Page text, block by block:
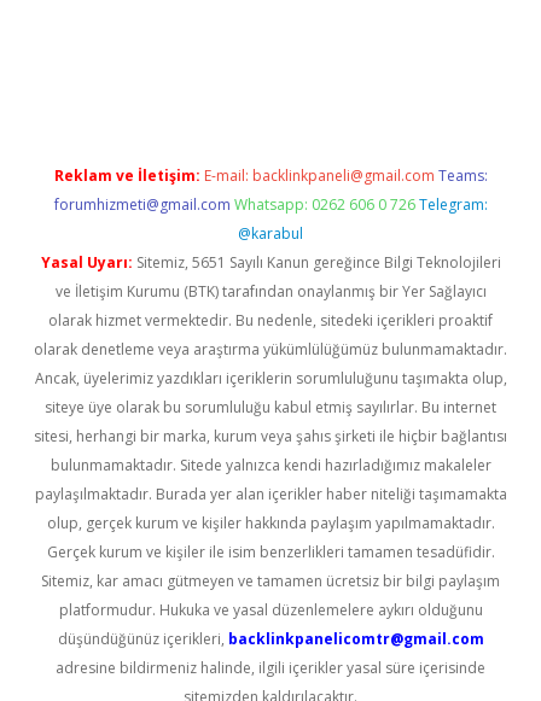
Reklam ve İletişim: E-mail: backlinkpaneli@gmail.com Teams:
forumhizmeti@gmail.com Whatsapp: 0262 606 0 726 Telegram:
@karabul
Yasal Uyarı: Sitemiz, 5651 Sayılı Kanun gereğince Bilgi Teknolojileri
ve İletişim Kurumu (BTK) tarafından onaylanmış bir Yer Sağlayıcı
olarak hizmet vermektedir. Bu nedenle, sitedeki içerikleri proaktif
olarak denetleme veya araştırma yükümlülüğümüz bulunmamaktadır.
Ancak, üyelerimiz yazdıkları içeriklerin sorumluluğunu taşımakta olup,
siteye üye olarak bu sorumluluğu kabul etmiş sayılırlar. Bu internet
sitesi, herhangi bir marka, kurum veya şahıs şirketi ile hiçbir bağlantısı
bulunmamaktadır. Sitede yalnızca kendi hazırladığımız makaleler
paylaşılmaktadır. Burada yer alan içerikler haber niteliği taşımamakta
olup, gerçek kurum ve kişiler hakkında paylaşım yapılmamaktadır.
Gerçek kurum ve kişiler ile isim benzerlikleri tamamen tesadüfidir.
Sitemiz, kar amacı gütmeyen ve tamamen ücretsiz bir bilgi paylaşım
platformudur. Hukuka ve yasal düzenlemelere aykırı olduğunu
düşündüğünüz içerikleri, backlinkpanelicomtr@gmail.com
adresine bildirmeniz halinde, ilgili içerikler yasal süre içerisinde
sitemizden kaldırılacaktır.